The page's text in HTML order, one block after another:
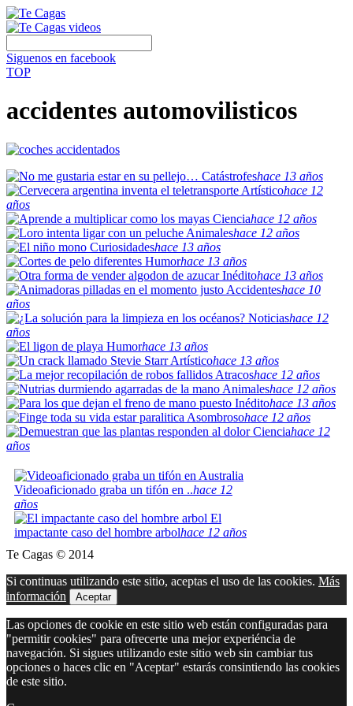
Siguenos en facebook
TOP
accidentes automovilisticos
Catástrofeshace 13 años
Artísticohace 12
años
Cienciahace 12 años
Animaleshace 12 años
Curiosidadeshace 13 años
Humorhace 13 años
Inéditohace 13 años
Accidenteshace 10
años
Noticiashace 12
años
Humorhace 13 años
Artísticohace 13 años
Atracoshace 12 años
Animaleshace 12 años
Inéditohace 13 años
Asombrosohace 12 años
Cienciahace 12
años
Videoaficionado graba un tifón en ..hace 12
años
El
impactante caso del hombre arbolhace 12 años
Te Cagas © 2014
Si continuas utilizando este sitio, aceptas el uso de las cookies. Más
información
Aceptar
Las opciones de cookie en este sitio web están configuradas para
"permitir cookies" para ofrecerte una mejor experiéncia de
navegación. Si sigues utilizando este sitio web sin cambiar tus
opciones o haces clic en "Aceptar" estarás consintiendo las cookies
de este sitio.